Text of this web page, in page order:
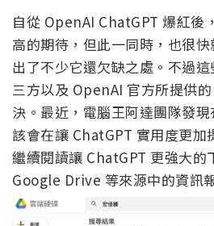
自從 OpenAI ChatGPT 爆紅後
高的期待，但此一同時，也很
出了不少它還欠缺之處。不過
三方以及 OpenAI 官方所提供
決。最近，電腦王阿達團隊發
該會在讓 ChatGPT 實用度更加
繼續閱讀讓 ChatGPT 更強大的
Google Drive 等來源中的資訊